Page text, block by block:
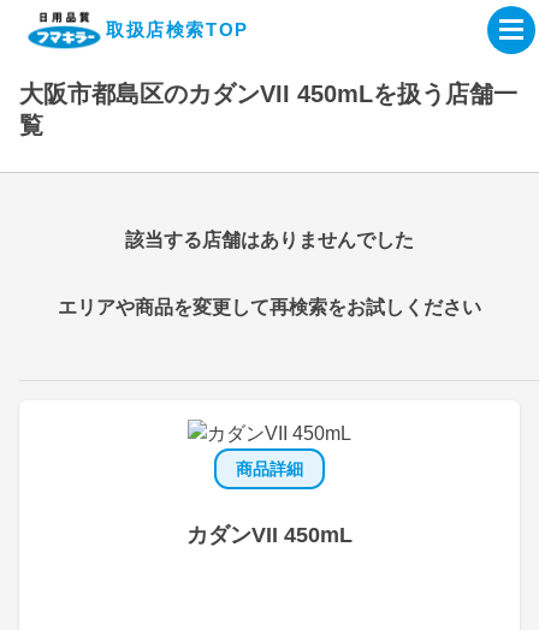
取扱店検索TOP
企業・IR情報サイト
製品情報サイト
オンラインショップ
製品検索はこちら
取扱店検索はこちら
大阪市都島区のカダンVII 450mLを扱う店舗一
覧
商品詳細
カダンVII 450mL
該当する店舗はありませんでした
エリアや商品を変更して再検索をお試しください